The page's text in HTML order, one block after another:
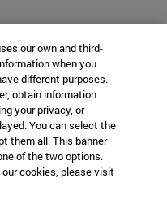
our own and third-
when you
different purposes.
obtain information
your privacy, or
You can select the
them all. This banner
of the two options.
cookies, please visit